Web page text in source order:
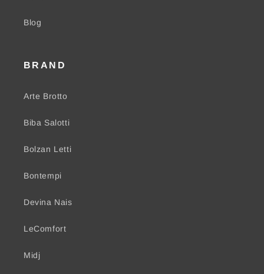
Blog
BRAND
Arte Brotto
Biba Salotti
Bolzan Letti
Bontempi
Devina Nais
LeComfort
Midj